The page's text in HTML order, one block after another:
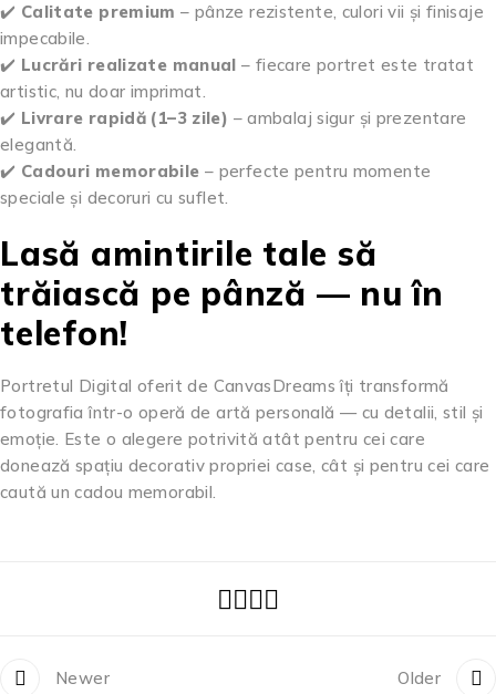
✔️ Calitate premium – pânze rezistente, culori vii și finisaje
impecabile.
✔️ Lucrări realizate manual – fiecare portret este tratat
artistic, nu doar imprimat.
✔️ Livrare rapidă (1–3 zile) – ambalaj sigur și prezentare
elegantă.
✔️ Cadouri memorabile – perfecte pentru momente
speciale și decoruri cu suflet.
Lasă amintirile tale să
trăiască pe pânză — nu în
telefon!
Portretul Digital oferit de CanvasDreams îți transformă
fotografia într-o operă de artă personală — cu detalii, stil și
emoție. Este o alegere potrivită atât pentru cei care
donează spațiu decorativ propriei case, cât și pentru cei care
caută un cadou memorabil.
Newer Older